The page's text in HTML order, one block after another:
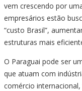
vem crescendo por
empresários estão
“custo Brasil”,
estruturas mais
O Paraguai pode ser
que atuam com
comércio